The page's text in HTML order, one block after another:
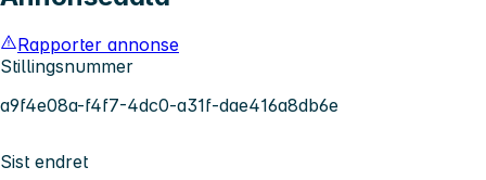
Rapporter annonse
Stillingsnummer
a9f4e08a-f4f7-4dc0-a31f-dae416a8db6e
Sist endret